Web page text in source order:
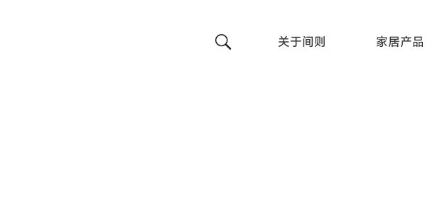
关于间则 家居产品